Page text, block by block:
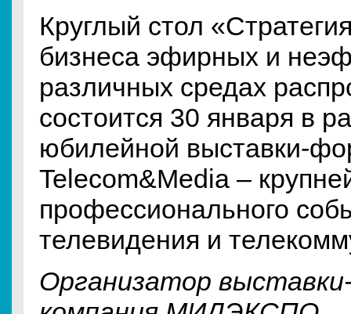
Круглый стол
бизнеса эфирных и
различных средах
состоится 30 января в
юбилейной выставки-
Telecom&Media –
профессионального
телевидения и
Организатор